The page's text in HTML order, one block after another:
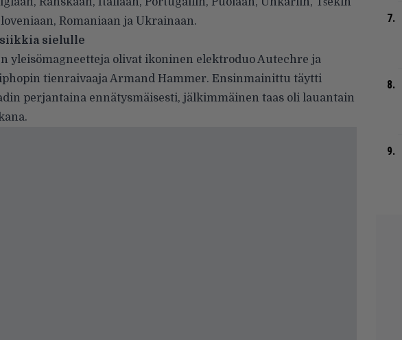
Romaniaan ja Ukrainaan.
sielulle
yleisömagneetteja olivat ikoninen elektroduo Autechre ja
tienraivaaja Armand Hammer. Ensinmainittu täytti
perjantaina ennätysmäisesti, jälkimmäinen taas oli lauantain